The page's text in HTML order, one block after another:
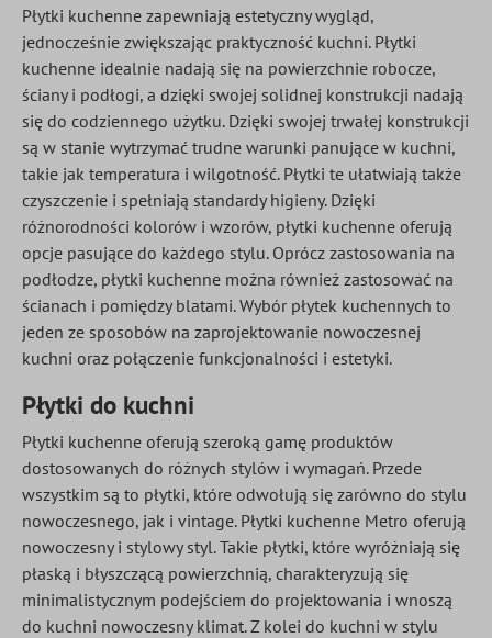
Płytki kuchenne zapewniają estetyczny wygląd,
jednocześnie zwiększając praktyczność kuchni. Płytki
kuchenne idealnie nadają się na powierzchnie robocze,
ściany i podłogi, a dzięki swojej solidnej konstrukcji nadają
się do codziennego użytku. Dzięki swojej trwałej konstrukcji
są w stanie wytrzymać trudne warunki panujące w kuchni,
takie jak temperatura i wilgotność. Płytki te ułatwiają także
czyszczenie i spełniają standardy higieny. Dzięki
różnorodności kolorów i wzorów, płytki kuchenne oferują
opcje pasujące do każdego stylu. Oprócz zastosowania na
podłodze, płytki kuchenne można również zastosować na
ścianach i pomiędzy blatami. Wybór płytek kuchennych to
jeden ze sposobów na zaprojektowanie nowoczesnej
kuchni oraz połączenie funkcjonalności i estetyki.
Płytki do kuchni
Płytki kuchenne oferują szeroką gamę produktów
dostosowanych do różnych stylów i wymagań. Przede
wszystkim są to płytki, które odwołują się zarówno do stylu
nowoczesnego, jak i vintage. Płytki kuchenne Metro oferują
nowoczesny i stylowy styl. Takie płytki, które wyróżniają się
płaską i błyszczącą powierzchnią, charakteryzują się
minimalistycznym podejściem do projektowania i wnoszą
do kuchni nowoczesny klimat. Z kolei do kuchni w stylu